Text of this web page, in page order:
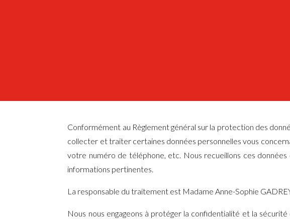
Conformément au Règlement général sur la protection des
collecter et traiter certaines données personnelles vous
votre numéro de téléphone, etc. Nous recueillons ces
informations pertinentes.
La responsable du traitement est Madame Anne-Sophie
Nous nous engageons à protéger la confidentialité et la